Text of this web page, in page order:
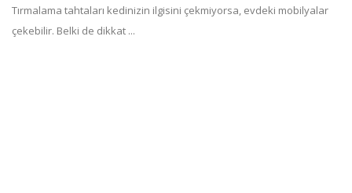
Tırmalama tahtaları kedinizin ilgisini çekmiyorsa, evdeki mobilyalar
çekebilir. Belki de dikkat ...